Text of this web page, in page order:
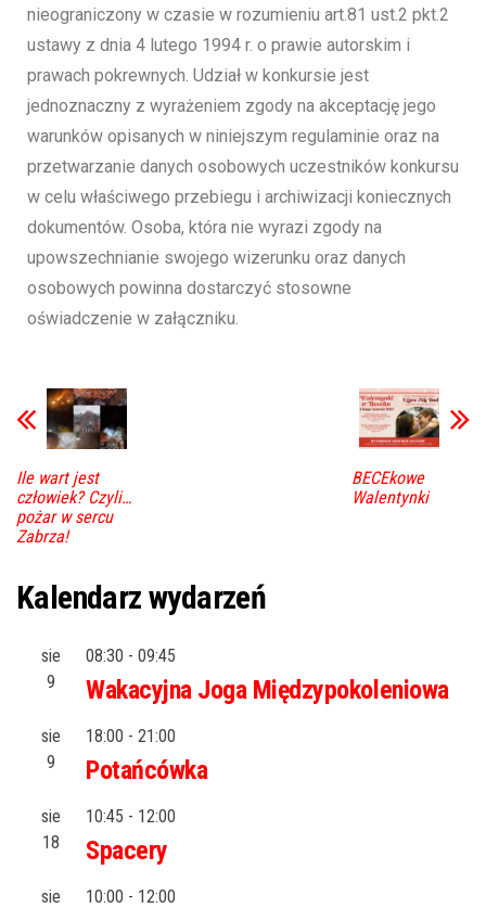
nieograniczony w czasie w rozumieniu art.81 ust.2 pkt.2
ustawy z dnia 4 lutego 1994 r. o prawie autorskim i
prawach pokrewnych. Udział w konkursie jest
jednoznaczny z wyrażeniem zgody na akceptację jego
warunków opisanych w niniejszym regulaminie oraz na
przetwarzanie danych osobowych uczestników konkursu
w celu właściwego przebiegu i archiwizacji koniecznych
dokumentów. Osoba, która nie wyrazi zgody na
upowszechnianie swojego wizerunku oraz danych
osobowych powinna dostarczyć stosowne
oświadczenie w załączniku.
Ile wart jest
człowiek? Czyli…
pożar w sercu
Zabrza!
BECEkowe
Walentynki
Kalendarz wydarzeń
sie
9
08:30 - 09:45
Wakacyjna Joga Międzypokoleniowa
sie
9
18:00 - 21:00
Potańcówka
sie
18
10:45 - 12:00
Spacery
sie
10:00 - 12:00